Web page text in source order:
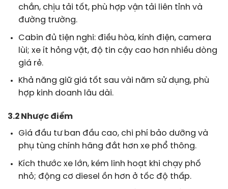
chắn, chịu tải tốt, phù hợp vận tải liên tỉnh và
đường trường.
Cabin đủ tiện nghi: điều hòa, kính điện, camera
lùi; xe ít hỏng vặt, độ tin cậy cao hơn nhiều dòng
giá rẻ.
Khả năng giữ giá tốt sau vài năm sử dụng, phù
hợp kinh doanh lâu dài.
3.2 Nhược điểm
Giá đầu tư ban đầu cao, chi phí bảo dưỡng và
phụ tùng chính hãng đắt hơn xe phổ thông.
Kích thước xe lớn, kém linh hoạt khi chạy phố
nhỏ; động cơ diesel ồn hơn ở tốc độ thấp.